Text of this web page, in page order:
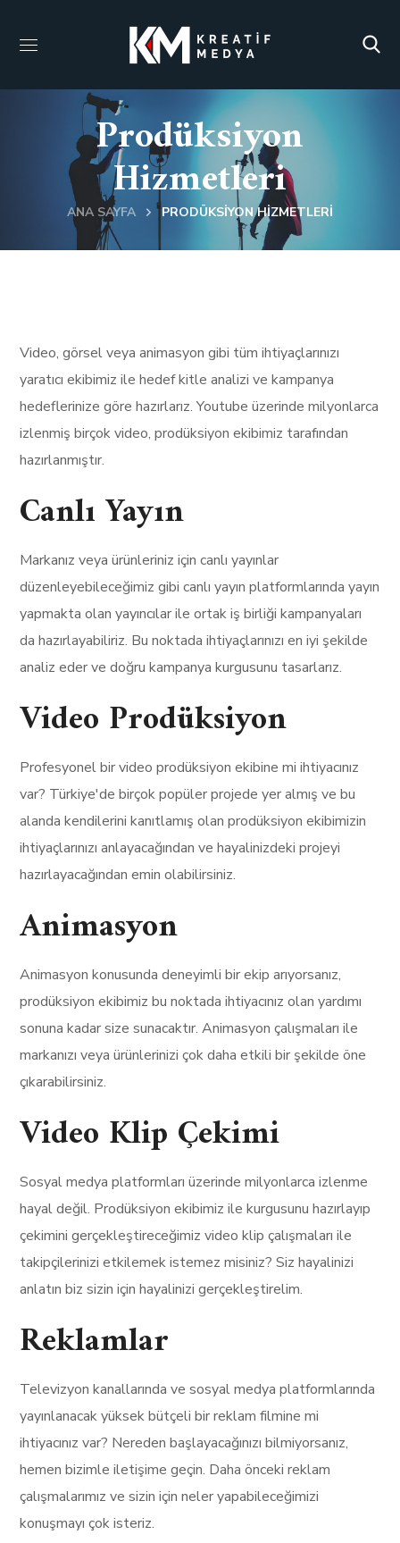
Prodüksiyon
Hizmetleri
ANA SAYFA PRODÜKSIYON HIZMETLERI
Video, görsel veya animasyon gibi tüm ihtiyaçlarınızı
yaratıcı ekibimiz ile hedef kitle analizi ve kampanya
hedeflerinize göre hazırlarız. Youtube üzerinde milyonlarca
izlenmiş birçok video, prodüksiyon ekibimiz tarafından
hazırlanmıştır.
Canlı Yayın
Markanız veya ürünleriniz için canlı yayınlar
düzenleyebileceğimiz gibi canlı yayın platformlarında yayın
yapmakta olan yayıncılar ile ortak iş birliği kampanyaları
da hazırlayabiliriz. Bu noktada ihtiyaçlarınızı en iyi şekilde
analiz eder ve doğru kampanya kurgusunu tasarlarız.
Video Prodüksiyon
Profesyonel bir video prodüksiyon ekibine mi ihtiyacınız
var? Türkiye'de birçok popüler projede yer almış ve bu
alanda kendilerini kanıtlamış olan prodüksiyon ekibimizin
ihtiyaçlarınızı anlayacağından ve hayalinizdeki projeyi
hazırlayacağından emin olabilirsiniz.
Animasyon
Animasyon konusunda deneyimli bir ekip arıyorsanız,
prodüksiyon ekibimiz bu noktada ihtiyacınız olan yardımı
sonuna kadar size sunacaktır. Animasyon çalışmaları ile
markanızı veya ürünlerinizi çok daha etkili bir şekilde öne
çıkarabilirsiniz.
Video Klip Çekimi
Sosyal medya platformları üzerinde milyonlarca izlenme
hayal değil. Prodüksiyon ekibimiz ile kurgusunu hazırlayıp
çekimini gerçekleştireceğimiz video klip çalışmaları ile
takipçilerinizi etkilemek istemez misiniz? Siz hayalinizi
anlatın biz sizin için hayalinizi gerçekleştirelim.
Reklamlar
Televizyon kanallarında ve sosyal medya platformlarında
yayınlanacak yüksek bütçeli bir reklam filmine mi
ihtiyacınız var? Nereden başlayacağınızı bilmiyorsanız,
hemen bizimle iletişime geçin. Daha önceki reklam
çalışmalarımız ve sizin için neler yapabileceğimizi
konuşmayı çok isteriz.